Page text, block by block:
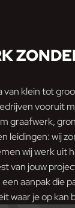
klein tot
vooruit
graafwerk,
leidingen: wij
wij werk uit
van jouw
aanpak die
waar je op kan